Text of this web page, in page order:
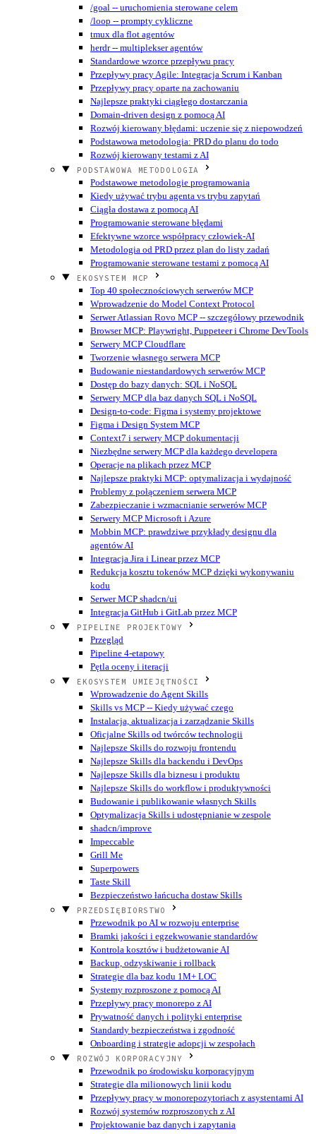
/goal -- uruchomienia sterowane celem
/loop -- prompty cykliczne
tmux dla flot agentów
herdr -- multiplekser agentów
Standardowe wzorce przepływu pracy
Przepływy pracy Agile: Integracja Scrum i Kanban
Przepływy pracy oparte na zachowaniu
Najlepsze praktyki ciągłego dostarczania
Domain-driven design z pomocą AI
Rozwój kierowany błędami: uczenie się z niepowodzeń
Podstawowa metodologia: PRD do planu do todo
Rozwój kierowany testami z AI
PODSTAWOWA METODOLOGIA
Podstawowe metodologie programowania
Kiedy używać trybu agenta vs trybu zapytań
Ciągła dostawa z pomocą AI
Programowanie sterowane błędami
Efektywne wzorce współpracy człowiek-AI
Metodologia od PRD przez plan do listy zadań
Programowanie sterowane testami z pomocą AI
EKOSYSTEM MCP
Top 40 społecznościowych serwerów MCP
Wprowadzenie do Model Context Protocol
Serwer Atlassian Rovo MCP -- szczegółowy przewodnik
Browser MCP: Playwright, Puppeteer i Chrome DevTools
Serwery MCP Cloudflare
Tworzenie własnego serwera MCP
Budowanie niestandardowych serwerów MCP
Dostęp do bazy danych: SQL i NoSQL
Serwery MCP dla baz danych SQL i NoSQL
Design-to-code: Figma i systemy projektowe
Figma i Design System MCP
Context7 i serwery MCP dokumentacji
Niezbędne serwery MCP dla każdego developera
Operacje na plikach przez MCP
Najlepsze praktyki MCP: optymalizacja i wydajność
Problemy z połączeniem serwera MCP
Zabezpieczanie i wzmacnianie serwerów MCP
Serwery MCP Microsoft i Azure
Mobbin MCP: prawdziwe przykłady designu dla
agentów AI
Integracja Jira i Linear przez MCP
Redukcja kosztu tokenów MCP dzięki wykonywaniu
kodu
Serwer MCP shadcn/ui
Integracja GitHub i GitLab przez MCP
PIPELINE PROJEKTOWY
Przegląd
Pipeline 4-etapowy
Pętla oceny i iteracji
EKOSYSTEM UMIEJĘTNOŚCI
Wprowadzenie do Agent Skills
Skills vs MCP -- Kiedy używać czego
Instalacja, aktualizacja i zarządzanie Skills
Oficjalne Skills od twórców technologii
Najlepsze Skills do rozwoju frontendu
Najlepsze Skills dla backendu i DevOps
Najlepsze Skills dla biznesu i produktu
Najlepsze Skills do workflow i produktywności
Budowanie i publikowanie własnych Skills
Optymalizacja Skills i udostępnianie w zespole
shadcn/improve
Impeccable
Grill Me
Superpowers
Taste Skill
Bezpieczeństwo łańcucha dostaw Skills
PRZEDSIĘBIORSTWO
Przewodnik po AI w rozwoju enterprise
Bramki jakości i egzekwowanie standardów
Kontrola kosztów i budżetowanie AI
Backup, odzyskiwanie i rollback
Strategie dla baz kodu 1M+ LOC
Systemy rozproszone z pomocą AI
Przepływy pracy monorepo z AI
Prywatność danych i polityki enterprise
Standardy bezpieczeństwa i zgodność
Onboarding i strategie adopcji w zespołach
ROZWÓJ KORPORACYJNY
Przewodnik po środowisku korporacyjnym
Strategie dla milionowych linii kodu
Przepływy pracy w monorepozytoriach z asystentami AI
Rozwój systemów rozproszonych z AI
Projektowanie baz danych i zapytania